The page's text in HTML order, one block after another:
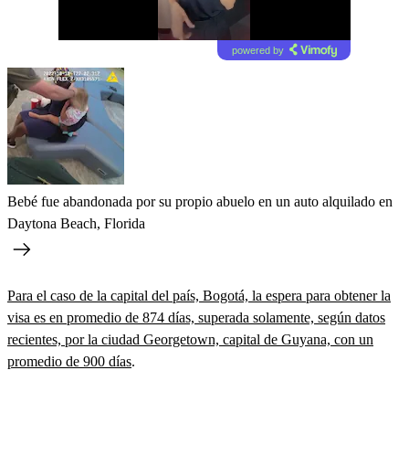
powered by
Bebé fue abandonada por su propio abuelo en un auto alquilado en
Daytona Beach, Florida
Para el caso de la capital del país, Bogotá, la espera para obtener la
visa es en promedio de 874 días, superada solamente, según datos
recientes, por la ciudad Georgetown, capital de Guyana, con un
promedio de 900 días.